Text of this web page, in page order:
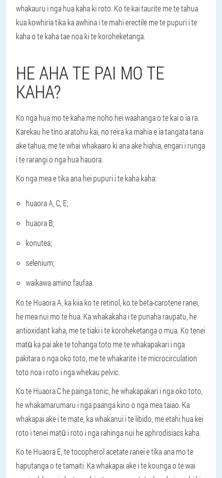
whakauru i nga hua kaha ki roto. Ko te kai taurite me te tahua
kua kowhiria tika ka awhina i te mahi erectile me te pupuri i te
kaha o te kaha tae noa ki te koroheketanga.
HE AHA TE PAI MO TE
KAHA?
Ko nga hua mo te kaha me noho hei waahanga o te kai o ia ra.
Karekau he tino aratohu kai, no reira ka mahia e ia tangata tana
ake tahua, me te whai whakaaro ki ana ake hiahia, engari i runga
i te rarangi o nga hua hauora.
Ko nga mea e tika ana hei pupuri i te kaha kaha:
huaora A, C, E;
huaora B;
konutea;
selenium;
waikawa amino faufaa.
Ko te Huaora A, ka kiia ko te retinol, ko te beta-carotene ranei,
he mea nui mo te hua. Ka whakakaha i te punaha raupatu, he
antioxidant kaha, me te tiaki i te koroheketanga o mua. Ko tenei
matū ka pai ake te tohanga toto me te whakapakari i nga
pakitara o nga oko toto, me te whakarite i te microcirculation
toto noa i roto i nga whekau pelvic.
Ko te Huaora C he painga tonic, he whakapakari i nga oko toto,
he whakamarumaru i nga paanga kino o nga mea taiao. Ka
whakapai ake i te mate, ka whakanui i te libido, me etahi hua kei
roto i tenei matū i roto i nga rahinga nui he aphrodisiacs kaha.
Ko te Huaora E, te tocopherol acetate ranei e tika ana mo te
haputanga o te tamaiti. Ka whakapai ake i te kounga o te wai